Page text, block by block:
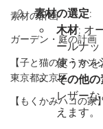
素材の計画
ガーデン・庭の計画
【子と猫の家・マン
東京都文京区
【もくかみハコの家
素材の選定:
木材: オ
ールナ
使うか
その他の
レザー
えます。